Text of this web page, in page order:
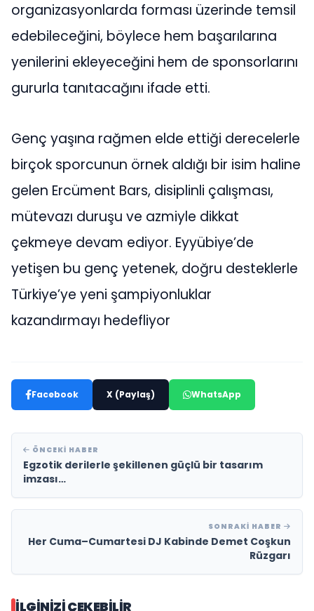
organizasyonlarda forması üzerinde temsil
edebileceğini, böylece hem başarılarına
yenilerini ekleyeceğini hem de sponsorlarını
gururla tanıtacağını ifade etti.
Genç yaşına rağmen elde ettiği derecelerle
birçok sporcunun örnek aldığı bir isim haline
gelen Ercüment Bars, disiplinli çalışması,
mütevazı duruşu ve azmiyle dikkat
çekmeye devam ediyor. Eyyübiye’de
yetişen bu genç yetenek, doğru desteklerle
Türkiye’ye yeni şampiyonluklar
kazandırmayı hedefliyor
Facebook X (Paylaş) WhatsApp
ÖNCEKI HABER
Egzotik derilerle şekillenen güçlü bir tasarım
imzası…
SONRAKI HABER
Her Cuma–Cumartesi DJ Kabinde Demet Coşkun
Rüzgarı
İLGINIZI ÇEKEBILIR